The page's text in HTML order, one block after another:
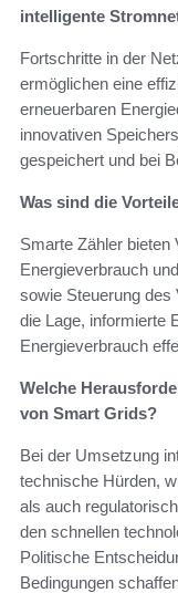
intelligente
Fortschritte in der
ermöglichen eine
erneuerbaren
innovativen
gespeichert und bei
Was sind die
Smarte Zähler bieten
Energieverbrauch
sowie Steuerung
die Lage, informierte
Energieverbrauch
Welche
von Smart Grids?
Bei der Umsetzung
technische Hürden,
als auch
den schnellen
Politische
Bedingungen